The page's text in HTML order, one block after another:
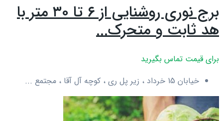
برج نوری روشنایی از ۶ تا ۳۰ متر با
هد ثابت و متحرک...
برای قیمت تماس بگیرید
خیابان 15 خرداد ، زیر پل ری ، کوچه آل آقا ، مجتمع ...